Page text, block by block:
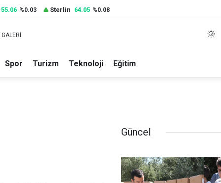
55.06 %0.03 Sterlin 64.05 %0.08
GALERİ
Spor Turizm Teknoloji Eğitim
Güncel